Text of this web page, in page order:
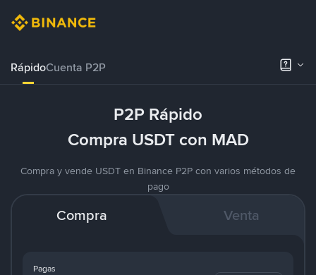
RápidoCuenta P2P
P2P Rápido
Compra USDT con MAD
Compra y vende USDT en Binance P2P con varios métodos de
pago
Compra Venta
Pagas